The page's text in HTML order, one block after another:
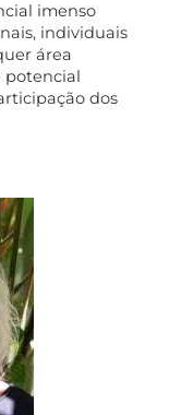
imenso
individuais
área
potencial
dos